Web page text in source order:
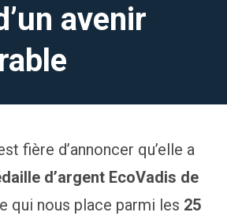
avenir
fière d’annoncer qu’elle a
d’argent EcoVadis de
qui nous place parmi les 25